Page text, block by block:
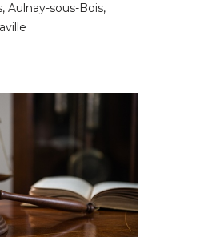
Aulnay-sous-Bois,